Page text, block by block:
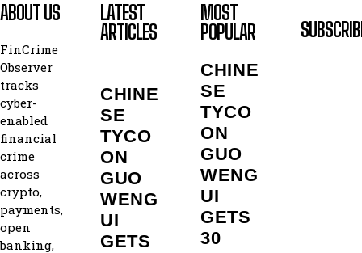
ABOUT US
FinCrime
Observer
tracks
cyber-
enabled
financial
crime
across
crypto,
payments,
open
banking,
LATEST
ARTICLES
CHINE
SE
TYCO
ON
GUO
WENG
UI
GETS
MOST
POPULAR
CHINE
SE
TYCO
ON
GUO
WENG
UI
GETS
30